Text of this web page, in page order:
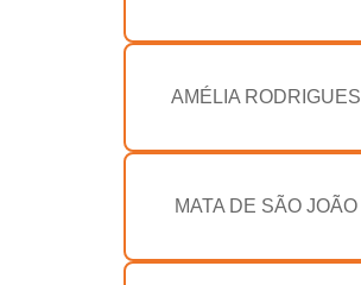
AMÉLIA RODRIGUES
MATA DE SÃO JOÃO